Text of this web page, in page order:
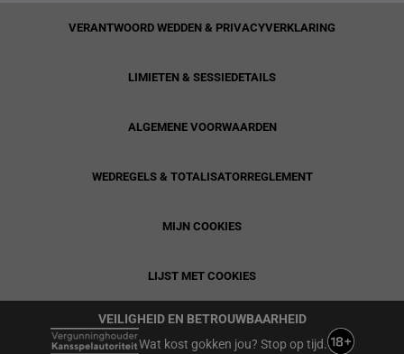
VERANTWOORD WEDDEN & PRIVACYVERKLARING
LIMIETEN & SESSIEDETAILS
ALGEMENE VOORWAARDEN
WEDREGELS & TOTALISATORREGLEMENT
MIJN COOKIES
LIJST MET COOKIES
VEILIGHEID EN BETROUWBAARHEID
Wat kost gokken jou? Stop op tijd.